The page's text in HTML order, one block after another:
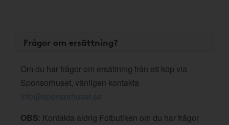
Frågor om ersättning?
Om du har frågor om ersättning från ett köp via
Sponsorhuset, vänligen kontakta
info@sponsorhuset.se
OBS: Kontakta aldrig Fotbutiken om du har frågor